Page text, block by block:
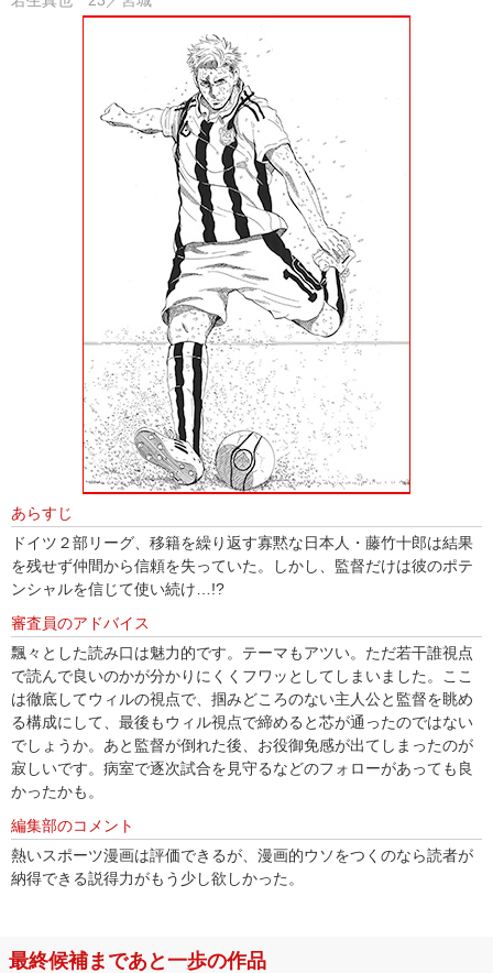
あらすじ
ドイツ２部リーグ、移籍を繰り返す寡黙な日本人・藤竹十郎は結果
を残せず仲間から信頼を失っていた。しかし、監督だけは彼のポテ
ンシャルを信じて使い続け…!?
審査員のアドバイス
飄々とした読み口は魅力的です。テーマもアツい。ただ若干誰視点
で読んで良いのかが分かりにくくフワッとしてしまいました。ここ
は徹底してウィルの視点で、掴みどころのない主人公と監督を眺め
る構成にして、最後もウィル視点で締めると芯が通ったのではない
でしょうか。あと監督が倒れた後、お役御免感が出てしまったのが
寂しいです。病室で逐次試合を見守るなどのフォローがあっても良
かったかも。
編集部のコメント
熱いスポーツ漫画は評価できるが、漫画的ウソをつくのなら読者が
納得できる説得力がもう少し欲しかった。
最終候補まであと一歩の作品